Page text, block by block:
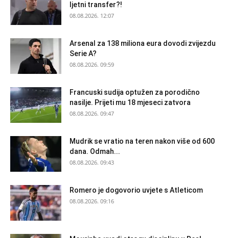
ljetni transfer?!
08.08.2026. 12:07
Arsenal za 138 miliona eura dovodi zvijezdu
Serie A?
08.08.2026. 09:59
Francuski sudija optužen za porodično
nasilje. Prijeti mu 18 mjeseci zatvora
08.08.2026. 09:47
Mudrik se vratio na teren nakon više od 600
dana. Odmah...
08.08.2026. 09:43
Romero je dogovorio uvjete s Atleticom
08.08.2026. 09:16